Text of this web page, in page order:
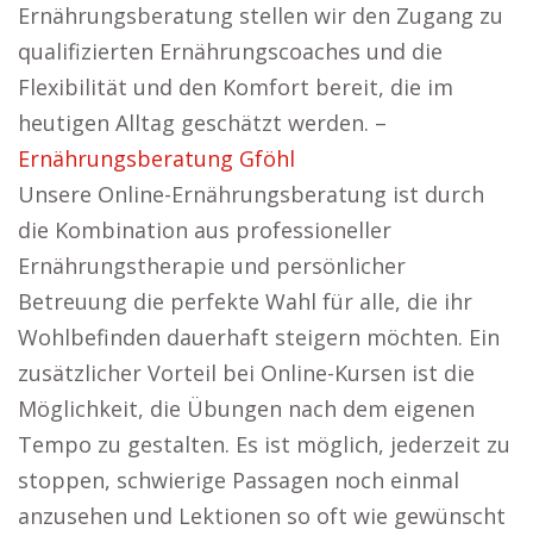
Ernährungsberatung stellen wir den Zugang zu
qualifizierten Ernährungscoaches und die
Flexibilität und den Komfort bereit, die im
heutigen Alltag geschätzt werden. –
Ernährungsberatung Gföhl
Unsere Online-Ernährungsberatung ist durch
die Kombination aus professioneller
Ernährungstherapie und persönlicher
Betreuung die perfekte Wahl für alle, die ihr
Wohlbefinden dauerhaft steigern möchten. Ein
zusätzlicher Vorteil bei Online-Kursen ist die
Möglichkeit, die Übungen nach dem eigenen
Tempo zu gestalten. Es ist möglich, jederzeit zu
stoppen, schwierige Passagen noch einmal
anzusehen und Lektionen so oft wie gewünscht